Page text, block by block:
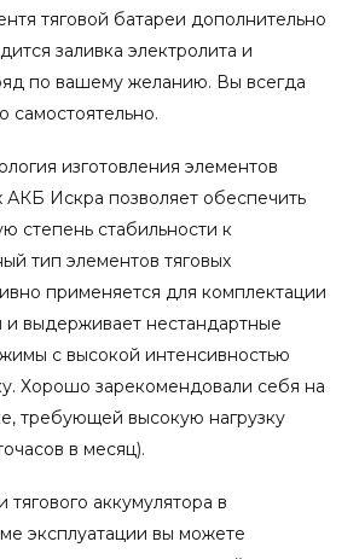
тяговой батареи дополнительно
заливка электролита и
по вашему желанию. Вы всегда
самостоятельно.
изготовления элементов
АКБ Искра позволяет обеспечить
степень стабильности к
тип элементов тяговых
применяется для комплектации
и выдерживает нестандартные
с высокой интенсивностью
Хорошо зарекомендовали себя на
требующей высокую нагрузку
в месяц).
тягового аккумулятора в
эксплуатации вы можете